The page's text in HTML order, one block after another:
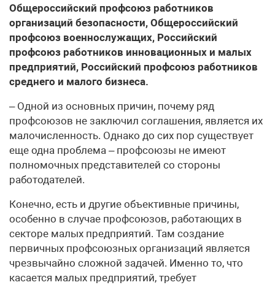
Общероссийский профсоюз работников
организаций безопасности, Общероссийский
профсоюз военнослужащих, Российский
профсоюз работников инновационных и малых
предприятий, Российский профсоюз работников
среднего и малого бизнеса.
– Одной из основных причин, почему ряд
профсоюзов не заключил соглашения, является их
малочисленность. Однако до сих пор существует
еще одна проблема – профсоюзы не имеют
полномочных представителей со стороны
работодателей.
Конечно, есть и другие объективные причины,
особенно в случае профсоюзов, работающих в
секторе малых предприятий. Там создание
первичных профсоюзных организаций является
чрезвычайно сложной задачей. Именно то, что
касается малых предприятий, требует